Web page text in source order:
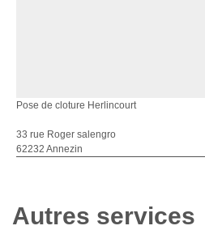
Pose de cloture Herlincourt
33 rue Roger salengro
62232 Annezin
Autres services